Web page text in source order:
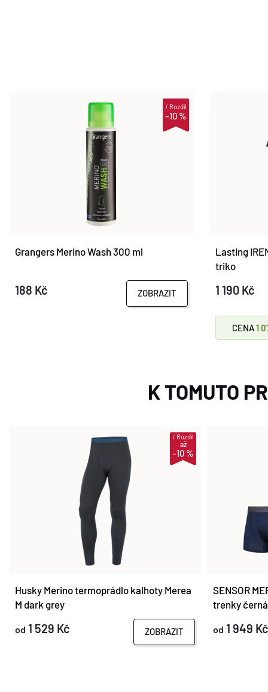
–10 %
iRozdíl
Grangers Merino Wash 300 ml
188 Kč ZOBRAZIT
Lasting
triko
1 190 Kč
CENA1
K TOMUTO
až
–10 %
iRozdíl
Husky Merino termoprádlo kalhoty Merea
M dark grey
od 1 529 Kč ZOBRAZIT
SENSOR
trenky
od 1 949 Kč